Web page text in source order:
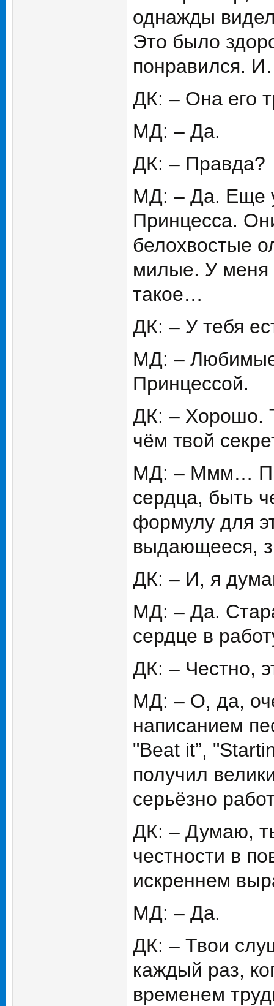
однажды
Это было
понравился.
ДК: – Она его
МД: – Да.
ДК: – Правда?
МД: – Да. Еще
Принцесса.
белохвостые
милые. У меня
такое…
ДК: – У тебя
МД: –
Принцессой.
ДК: – Хорошо.
чём твой
МД: – Ммм…
сердца, быть
формулу для
выдающееся,
ДК: – И, я
МД: – Да.
сердце в
ДК: – Честно,
МД: – О, да,
написанием
"Beat it”,
получил
серьёзно
ДК: – Думаю,
честности в
искреннем
МД: – Да.
ДК: – Твои
каждый раз,
временем